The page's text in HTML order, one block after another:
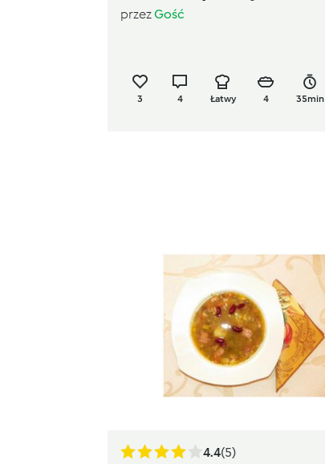
przezGość
3 4 Łatwy 4 35min
4.4(5)